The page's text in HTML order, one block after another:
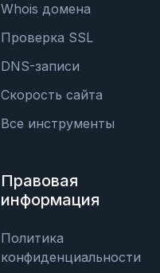
Whois домена
Проверка SSL
DNS-записи
Скорость сайта
Все инструменты
Правовая
информация
Политика
конфиденциальности